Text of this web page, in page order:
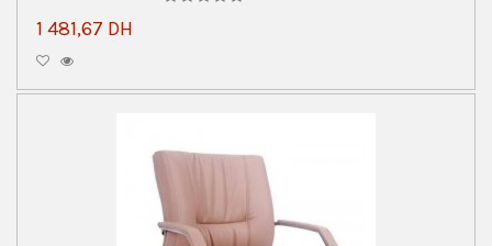
1 481,67 DH